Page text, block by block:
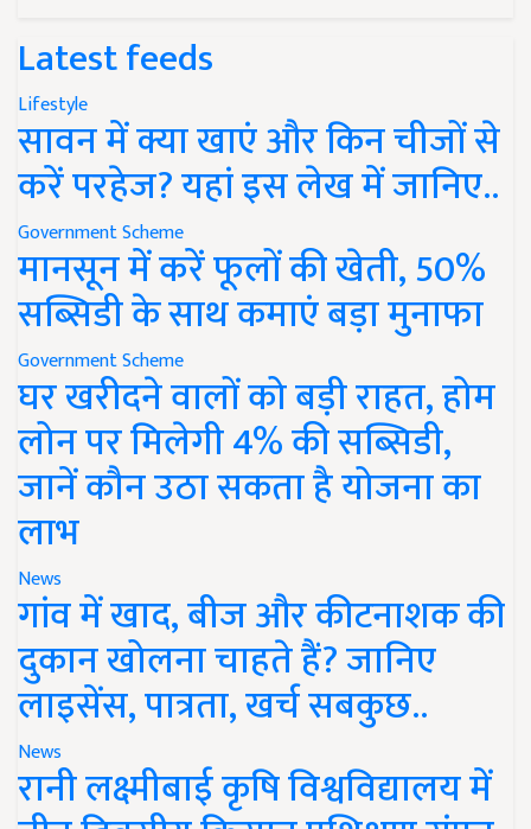
Latest feeds
Lifestyle
सावन में क्या खाएं और किन चीजों से
करें परहेज? यहां इस लेख में जानिए..
Government Scheme
मानसून में करें फूलों की खेती, 50%
सब्सिडी के साथ कमाएं बड़ा मुनाफा
Government Scheme
घर खरीदने वालों को बड़ी राहत, होम
लोन पर मिलेगी 4% की सब्सिडी,
जानें कौन उठा सकता है योजना का
लाभ
News
गांव में खाद, बीज और कीटनाशक की
दुकान खोलना चाहते हैं? जानिए
लाइसेंस, पात्रता, खर्च सबकुछ..
News
रानी लक्ष्मीबाई कृषि विश्वविद्यालय में